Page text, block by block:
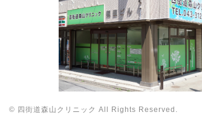
© 四街道森山クリニック All Rights Reserved.